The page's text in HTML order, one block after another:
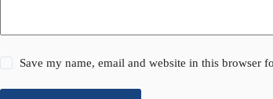
Save my name, email and website in this browser